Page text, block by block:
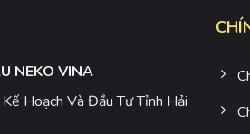
NEKO VINA
Hoạch Và Đầu Tư Tỉnh Hải